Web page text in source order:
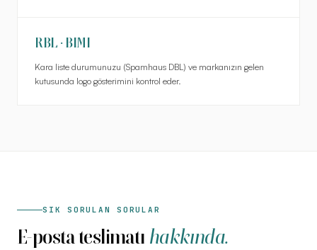
RBL · BIMI
Kara liste durumunuzu (Spamhaus DBL) ve markanızın gelen
kutusunda logo gösterimini kontrol eder.
SIK SORULAN SORULAR
E-posta teslimatı hakkında.